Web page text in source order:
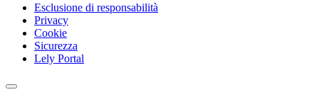
Esclusione di responsabilità
Privacy
Cookie
Sicurezza
Lely Portal